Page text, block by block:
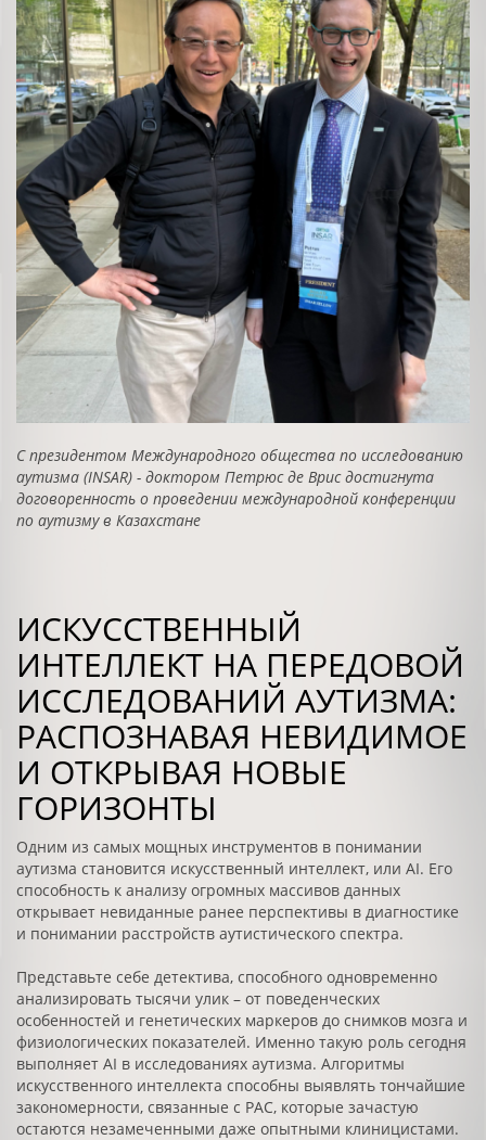
С президентом Международного общества по исследованию
аутизма (INSAR) - доктором Петрюс де Врис достигнута
договоренность о проведении международной конференции
по аутизму в Казахстане
ИСКУССТВЕННЫЙ
ИНТЕЛЛЕКТ НА ПЕРЕДОВОЙ
ИССЛЕДОВАНИЙ АУТИЗМА:
РАСПОЗНАВАЯ НЕВИДИМОЕ
И ОТКРЫВАЯ НОВЫЕ
ГОРИЗОНТЫ
Одним из самых мощных инструментов в понимании
аутизма становится искусственный интеллект, или AI. Его
способность к анализу огромных массивов данных
открывает невиданные ранее перспективы в диагностике
и понимании расстройств аутистического спектра.
Представьте себе детектива, способного одновременно
анализировать тысячи улик – от поведенческих
особенностей и генетических маркеров до снимков мозга и
физиологических показателей. Именно такую роль сегодня
выполняет AI в исследованиях аутизма. Алгоритмы
искусственного интеллекта способны выявлять тончайшие
закономерности, связанные с РАС, которые зачастую
остаются незамеченными даже опытными клиницистами.